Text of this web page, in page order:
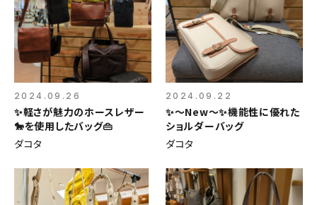
2024.09.26
✨軽さが魅力のホースレザー
🐎を使用したバッグ👜
ダコタ
2024.09.22
✨〜New〜✨機能性に優れた
ショルダーバッグ
ダコタ